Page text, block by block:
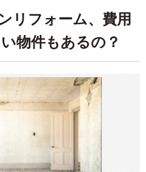
リフォーム、費用
物件もあるの？